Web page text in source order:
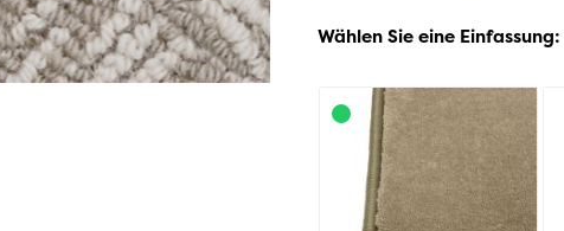
Wählen Sie eine Einfassung: